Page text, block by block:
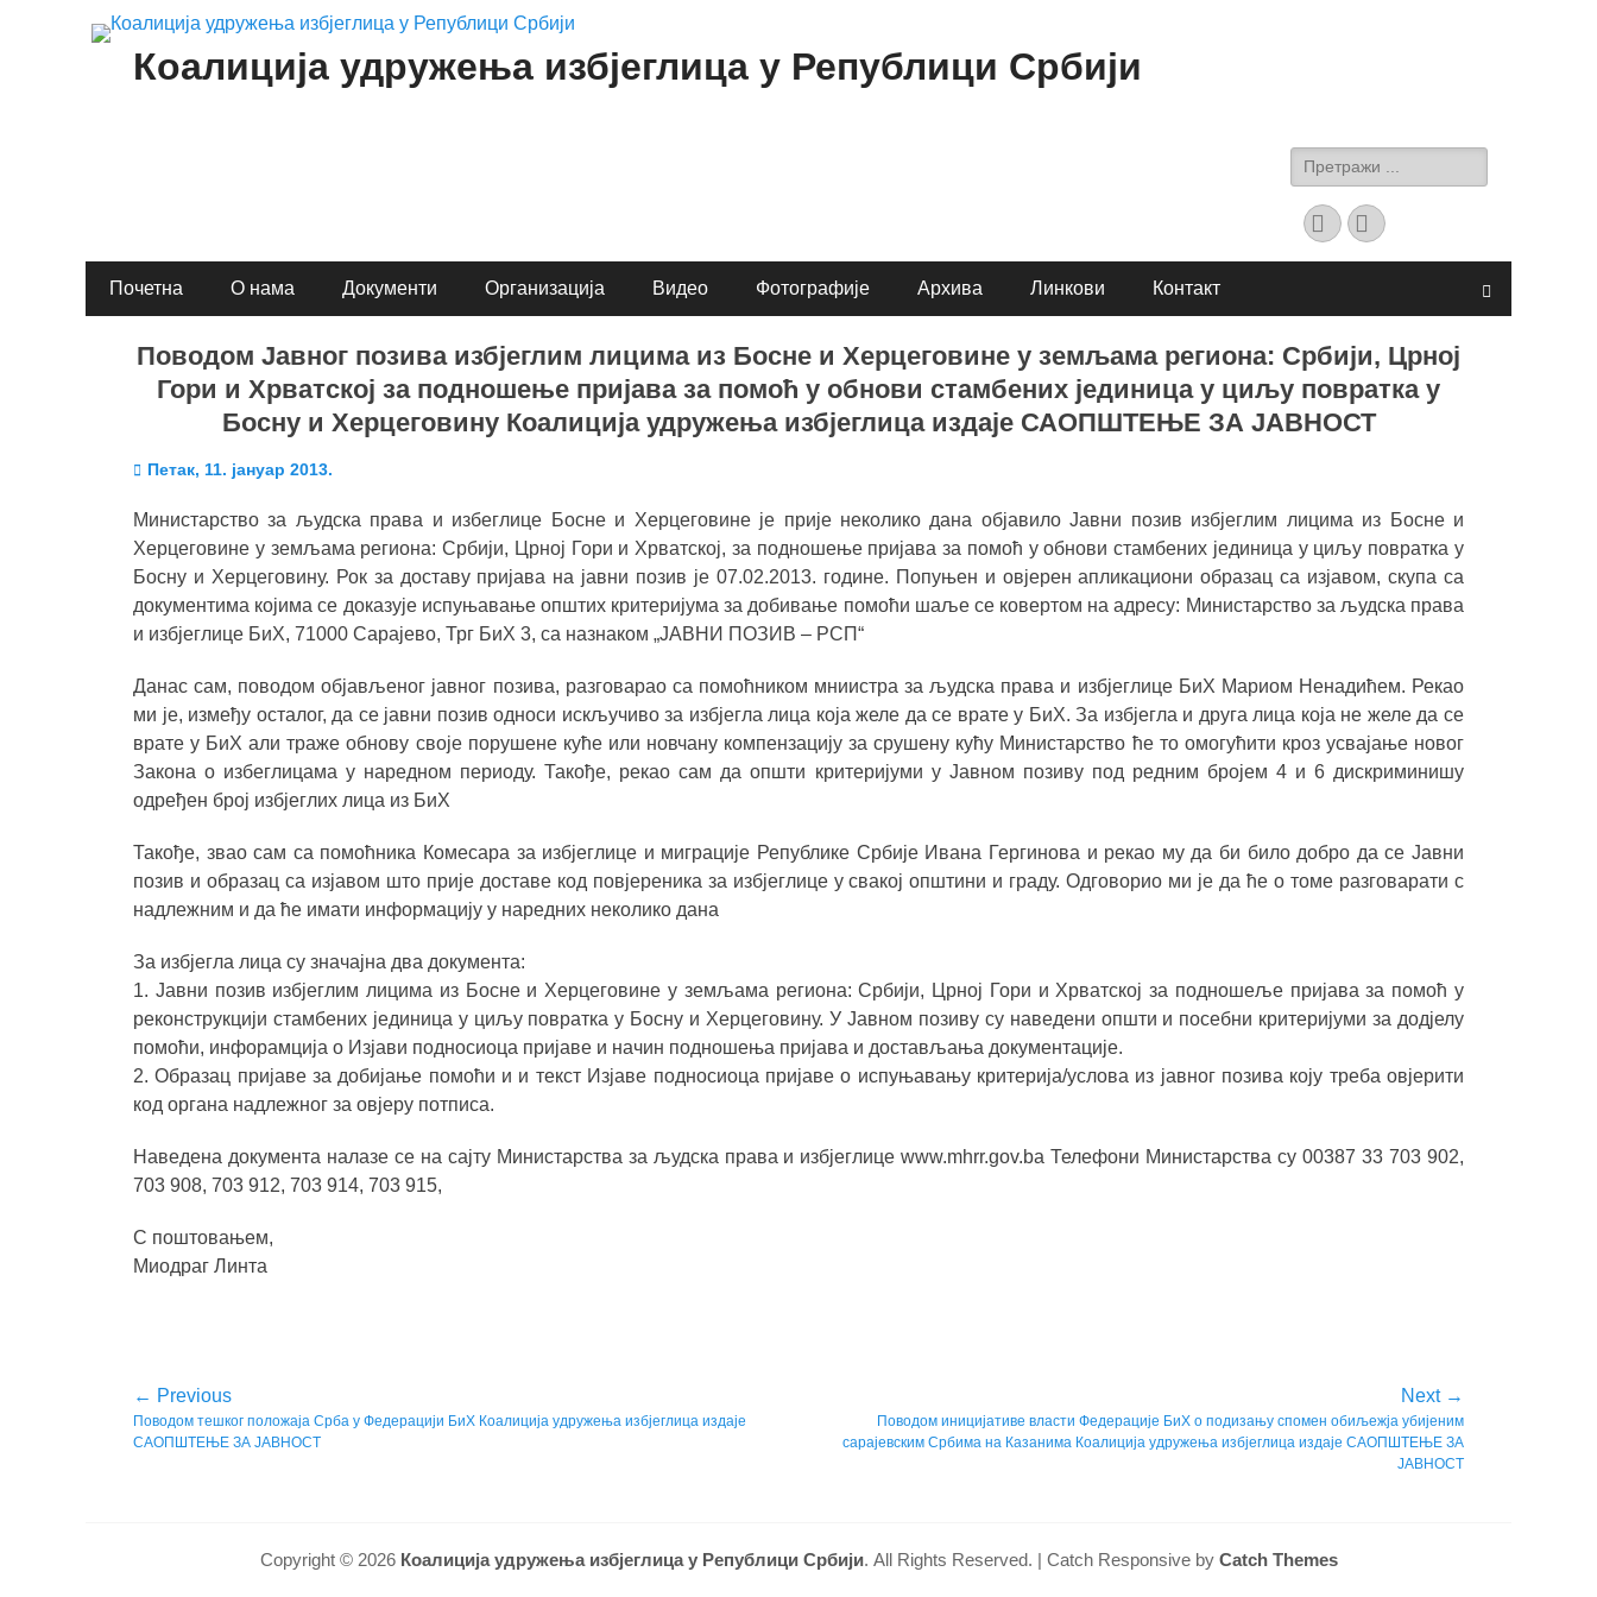
Коалиција удружења избјеглица у Републици Србији
Search
for:
FacebookYouTube
Primary
Menu
Почетна О нама Документи Организација Видео Фотографије Архива Линкови Контакт
Поводом Јавног позива избјеглим лицима из Босне и Херцеговине у земљама региона: Србији, Црној
Гори и Хрватској за подношење пријава за помоћ у обнови стамбених јединица у циљу повратка у
Босну и Херцеговину Коалиција удружења избјеглица издаје САОПШТЕЊЕ ЗА ЈАВНОСТ
Posted
Петак, 11. јануар 2013.
Министарство за људска права и избеглице Босне и Херцеговине је прије неколико дана објавило Јавни позив избјеглим лицима из Босне и
Херцеговине у земљама региона: Србији, Црној Гори и Хрватској, за подношење пријава за помоћ у обнови стамбених јединица у циљу повратка у
Босну и Херцеговину. Рок за доставу пријава на јавни позив је 07.02.2013. године. Попуњен и овјерен апликациони образац са изјавом, скупа са
документима којима се доказује испуњавање општих критеријума за добивање помоћи шаље се ковертом на адресу: Министарство за људска права
и избјеглице БиХ, 71000 Сарајево, Трг БиХ 3, са назнаком „ЈАВНИ ПОЗИВ – РСП“
Данас сам, поводом објављеног јавног позива, разговарао са помоћником мниистра за људска права и избјеглице БиХ Мариом Ненадићем. Рекао
ми је, између осталог, да се јавни позив односи искључиво за избјегла лица која желе да се врате у БиХ. За избјегла и друга лица која не желе да се
врате у БиХ али траже обнову своје порушене куће или новчану компензацију за срушену кућу Министарство ће то омогућити кроз усвајање новог
Закона о избеглицама у наредном периоду. Такође, рекао сам да општи критеријуми у Јавном позиву под редним бројем 4 и 6 дискриминишу
одређен број избјеглих лица из БиХ
Такође, звао сам са помоћника Комесара за избјеглице и миграције Републике Србије Ивана Гергинова и рекао му да би било добро да се Јавни
позив и образац са изјавом што прије доставе код повјереника за избјеглице у свакој општини и граду. Одговорио ми је да ће о томе разговарати с
надлежним и да ће имати информацију у наредних неколико дана
За избјегла лица су значајна два документа:
1. Јавни позив избјеглим лицима из Босне и Херцеговине у земљама региона: Србији, Црној Гори и Хрватској за подношеље пријава за помоћ у
реконструкцији стамбених јединица у циљу повратка у Босну и Херцеговину. У Јавном позиву су наведени општи и посебни критеријуми за додјелу
помоћи, инфорамција о Изјави подносиоца пријаве и начин подношења пријава и достављања документације.
2. Образац пријаве за добијање помоћи и и текст Изјаве подносиоца пријаве о испуњавању критерија/услова из јавног позива коју треба овјерити
код органа надлежног за овјеру потписа.
Наведена документа налазе се на сајту Министарства за људска права и избјеглице www.mhrr.gov.ba Телефони Министарства су 00387 33 703 902,
703 908, 703 912, 703 914, 703 915,
С поштовањем,
Миодраг Линта
Кретање
чланка
← Previous
Previous
post:
Повoдом тешког положаја Срба у Федерацији БиХ Коалиција удружења избјеглица издаје
САОПШТЕЊЕ ЗА ЈАВНОСТ
Next →
Повoдом иницијативе власти Федерације БиХ о подизању спомен обиљежја убијеним
сарајевским Србима на Казанима Коалиција удружења избјеглица издаје САОПШТЕЊЕ ЗА
ЈАВНОСТ
Copyright © 2026 Коалиција удружења избјеглица у Републици Србији. All Rights Reserved. | Catch Responsive by Catch Themes